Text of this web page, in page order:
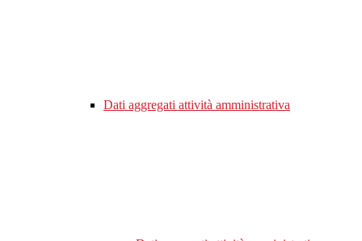
Dati aggregati attività amministrativa